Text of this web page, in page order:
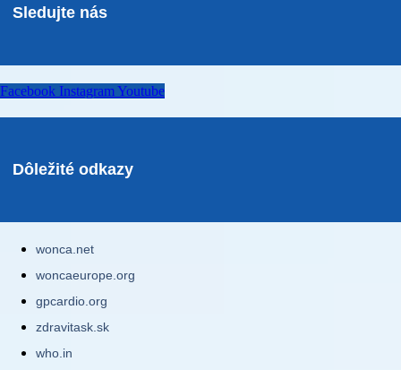
Sledujte nás
Facebook Instagram Youtube
Dôležité odkazy
wonca.net
woncaeurope.org
gpcardio.org
zdravitask.sk
who.in